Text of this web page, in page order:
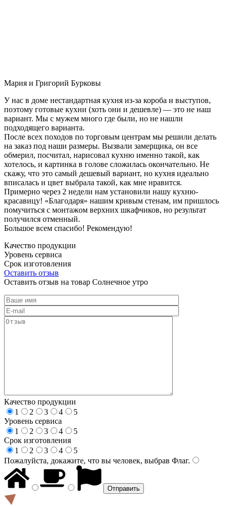
Мария и Григорий Бурковы
У нас в доме нестандартная кухня из-за короба и выступов,
поэтому готовые кухни (хоть они и дешевле) — это не наш
вариант. Мы с мужем много где были, но не нашли
подходящего варианта.
После всех походов по торговым центрам мы решили делать
на заказ под наши размеры. Вызвали замерщика, он все
обмерил, посчитал, нарисовал кухню именно такой, как
хотелось, и картинка в голове сложилась окончательно. Не
скажу, что это самый дешевый вариант, но кухня идеально
вписалась и цвет выбрала такой, как мне нравится.
Примерно через 2 недели нам установили нашу кухню-
красавицу! «Благодаря» нашим кривым стенам, им пришлось
помучиться с монтажом верхних шкафчиков, но результат
получился отменный.
Большое всем спасибо! Рекомендую!
Качество продукции
Уровень сервиса
Срок изготовления
Оставить отзыв
Оставить отзыв на товар Солнечное утро
Качество продукции
1
2 3 4
5
Уровень сервиса
1
2 3 4
5
Срок изготовления
1
2 3 4
5
Пожалуйста, докажите, что вы человек, выбрав Флаг.